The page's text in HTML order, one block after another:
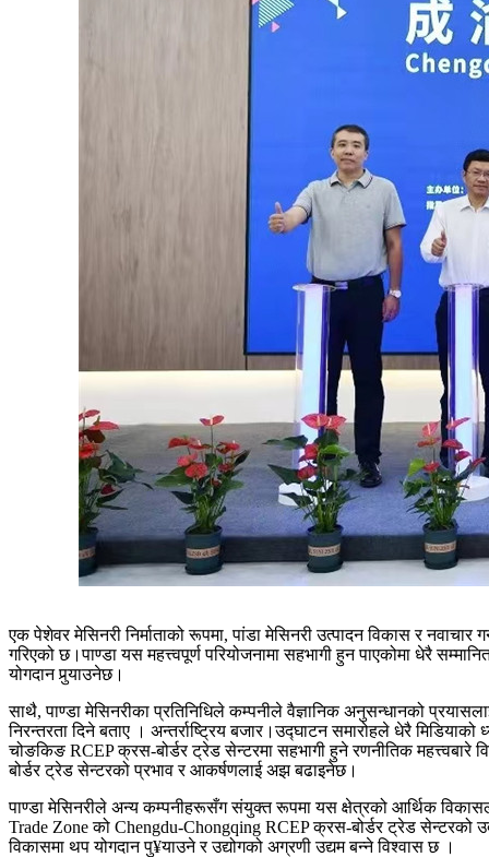
एक पेशेवर मेसिनरी निर्माताको रूपमा, पांडा मेसिनरी उत्पादन विकास र नवाचार
गरिएको छ।पाण्डा यस महत्त्वपूर्ण परियोजनामा ​​सहभागी हुन पाएकोमा धेरै
योगदान पुर्‍याउनेछ।
साथै, पाण्डा मेसिनरीका प्रतिनिधिले कम्पनीले वैज्ञानिक अनुसन्धानको
निरन्तरता दिने बताए । अन्तर्राष्ट्रिय बजार।उद्घाटन समारोहले धेरै
चोङकिङ RCEP क्रस-बोर्डर ट्रेड सेन्टरमा सहभागी हुने रणनीतिक
बोर्डर ट्रेड सेन्टरको प्रभाव र आकर्षणलाई अझ बढाइनेछ।
पाण्डा मेसिनरीले अन्य कम्पनीहरूसँग संयुक्त रूपमा यस क्षेत्रको आर्थिक
Trade Zone को Chengdu-Chongqing RCEP क्रस-बोर्डर ट्रेड सेन्टरको
विकासमा थप योगदान पु¥याउने र उद्योगको अग्रणी उद्यम बन्ने विश्वास छ ।